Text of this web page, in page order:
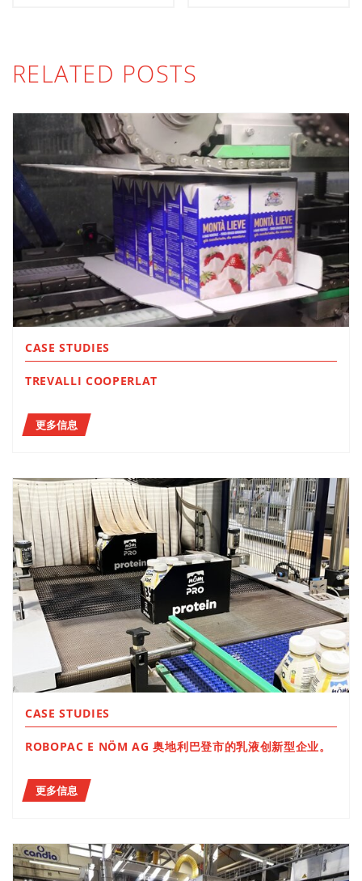
RELATED POSTS
CASE STUDIES
TREVALLI COOPERLAT
更多信息
CASE STUDIES
ROBOPAC E NÖM AG 奥地利巴登市的乳液创新型企业。
更多信息